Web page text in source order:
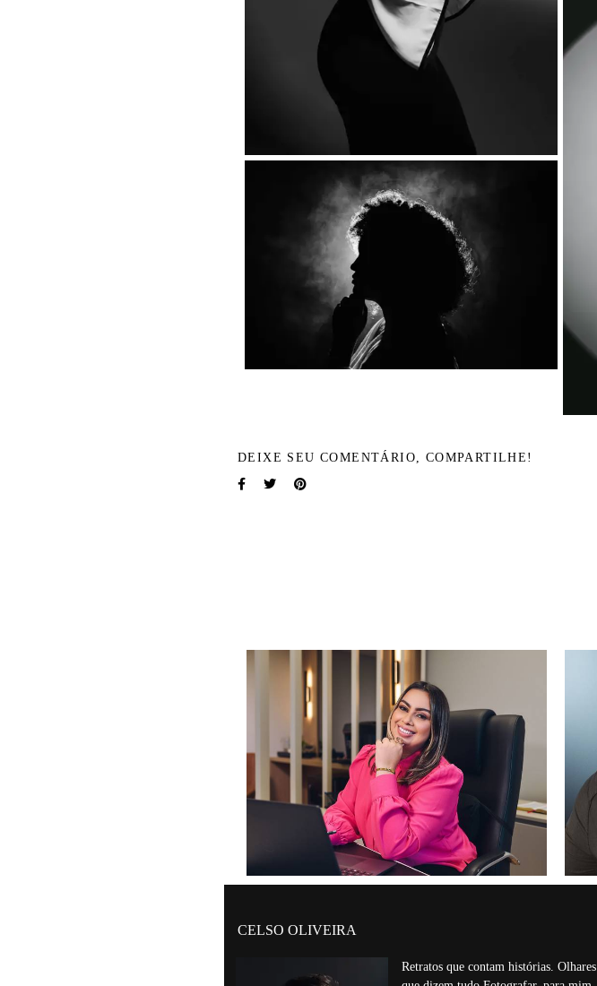
DEIXE SEU COMENTÁRIO, COMPARTILHE!
CELSO OLIVEIRA
Retratos que contam histórias. Olhares